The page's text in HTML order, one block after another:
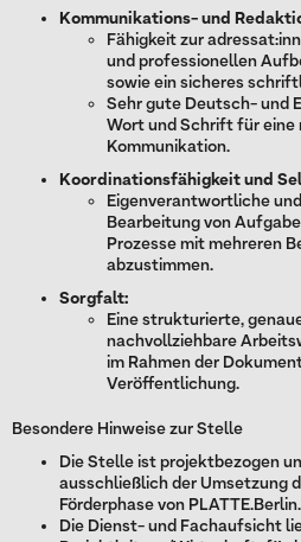
Kommunikations- und
Fähigkeit zur
und professionellen
sowie ein sicheres
Sehr gute Deutsch- und
Wort und Schrift für eine
Kommunikation.
Koordinationsfähigkeit und
Eigenverantwortliche
Bearbeitung von
Prozesse mit mehreren
abzustimmen.
Sorgfalt:
Eine strukturierte,
nachvollziehbare
im Rahmen der
Veröffentlichung.
Besondere Hinweise zur Stelle
Die Stelle ist projektbezogen
ausschließlich der Umsetzung
Förderphase von PLATTE.Berlin.
Die Dienst- und Fachaufsicht